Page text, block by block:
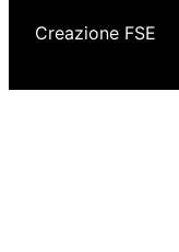
Creazione FSE